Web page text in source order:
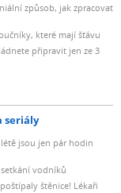
způsob, jak zpracovat
které mají šťávu
připravit jen ze 3
seriály
jsou jen pár hodin
vodníků
štěnice! Lékaři